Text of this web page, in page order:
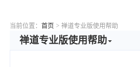
当前位置： 首页 > 禅道专业版使用帮助
禅道专业版使用帮助